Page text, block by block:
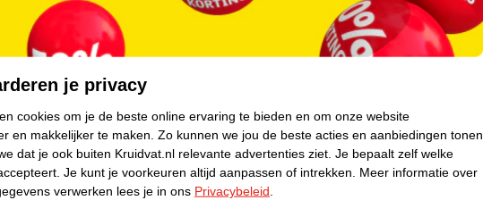
Over Kruidvat
je privacy
cookies om je de beste online ervaring te bieden en om onze website
en makkelijker te maken. Zo kunnen we jou de beste acties en aanbiedingen tonen
dat je ook buiten Kruidvat.nl relevante advertenties ziet. Je bepaalt zelf welke
Je kunt je voorkeuren altijd aanpassen of intrekken.
Meer informatie over
verwerken lees je in ons Privacybeleid